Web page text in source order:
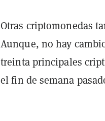
Otras criptomonedas
Aunque, no hay
treinta principales
el fin de semana